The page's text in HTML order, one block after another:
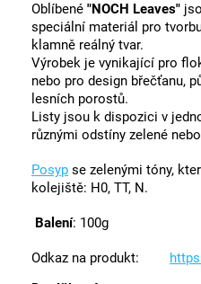
Oblíbené "NOCH Leaves"
speciální materiál pro
klamně reálný tvar.
Výrobek je vynikající pro
nebo pro design břečťanu,
lesních porostů.
Listy jsou k dispozici v
různými odstíny zelené
Posyp se zelenými tóny,
kolejiště: H0, TT, N.
Balení: 100g
Odkaz na produkt: